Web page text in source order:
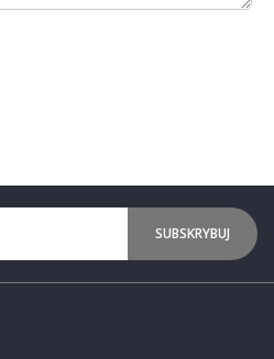
SUBSKRYBUJ